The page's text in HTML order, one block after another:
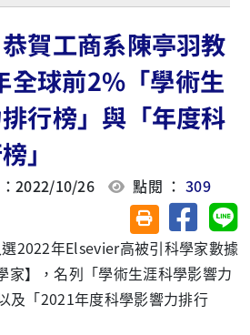
恭賀工商系陳亭羽教
全球前2%「學術生
行榜」與「年度科
」
2022/10/26 點閱 ：309
友善列印(另開視
分享至
年Elsevier高被引科學家數據
家】，名列「學術生涯科學影響力
及「2021年度科學影響力排行